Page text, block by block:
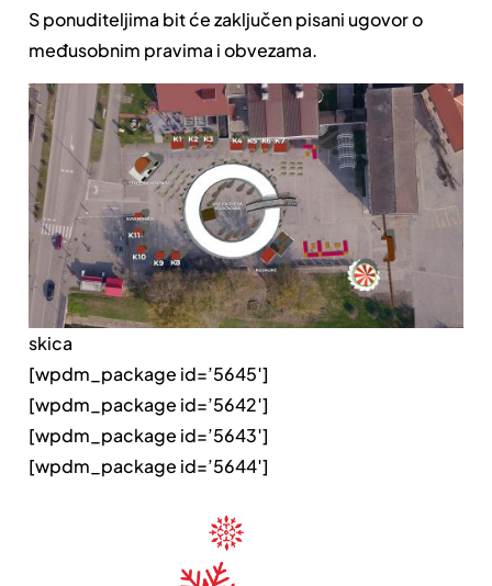
S ponuditeljima bit će zaključen pisani ugovor o
međusobnim pravima i obvezama.
skica
[wpdm_package id=’5645′]
[wpdm_package id=’5642′]
[wpdm_package id=’5643′]
[wpdm_package id=’5644′]